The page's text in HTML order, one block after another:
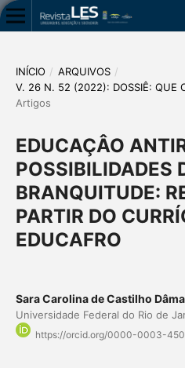
INÍCIO / ARQUIVOS /
V. 26 N. 52 (2022): DOSSIÊ: QUE
Artigos
EDUCAÇÂO
POSSIBILIDADES
BRANQUITUDE:
PARTIR DO
EDUCAFRO
Sara Carolina de Castilho
Universidade Federal do Rio de
https://orcid.org/0000-0003-